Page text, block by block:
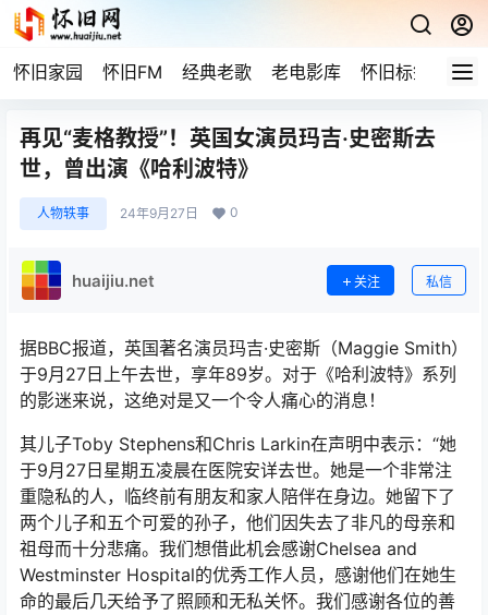
怀旧家园 怀旧FM 经典老歌 老电影库 怀旧标签 网
再见“麦格教授”！英国女演员玛吉·史密斯去
世，曾出演《哈利波特》
人物轶事 24年9月27日 0
huaijiu.net 关注 私信
据BBC报道，英国著名演员玛吉·史密斯（Maggie Smith）
于9月27日上午去世，享年89岁。对于《哈利波特》系列
的影迷来说，这绝对是又一个令人痛心的消息！
其儿子Toby Stephens和Chris Larkin在声明中表示：“她
于9月27日星期五凌晨在医院安详去世。她是一个非常注
重隐私的人，临终前有朋友和家人陪伴在身边。她留下了
两个儿子和五个可爱的孙子，他们因失去了非凡的母亲和
祖母而十分悲痛。我们想借此机会感谢Chelsea and
Westminster Hospital的优秀工作人员，感谢他们在她生
命的最后几天给予了照顾和无私关怀。我们感谢各位的善